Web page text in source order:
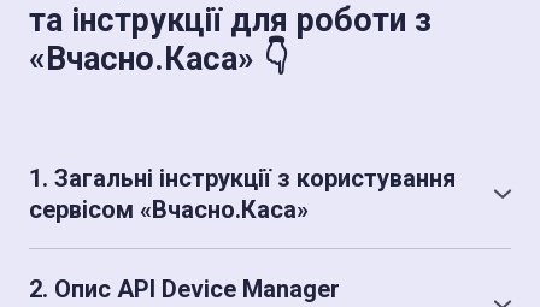
та інструкції для роботи з
«Вчасно.Каса» 👇
1. Загальні інструкції з користування
сервісом «Вчасно.Каса»
Вчасно.Каса:
2. Опис АРІ Device Manager